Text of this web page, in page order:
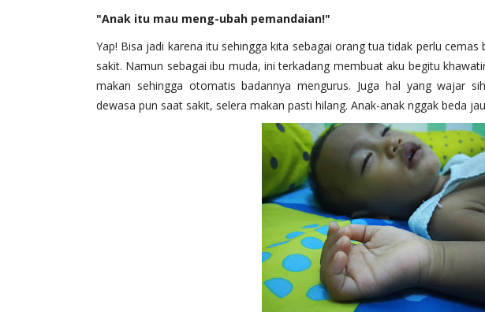
"Anak itu mau meng-ubah pemandaian!"
Yap! Bisa jadi karena itu sehingga kita sebagai orang tua tidak perlu
sakit. Namun sebagai ibu muda, ini terkadang membuat aku begitu
makan sehingga otomatis badannya mengurus. Juga hal yang wajar
dewasa pun saat sakit, selera makan pasti hilang. Anak-anak nggak beda